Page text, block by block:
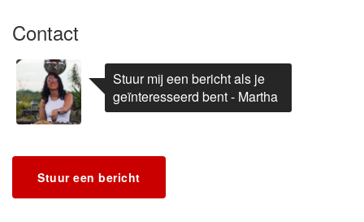
Contact
Stuur mij een bericht als je
geïnteresseerd bent - Martha
Stuur een bericht